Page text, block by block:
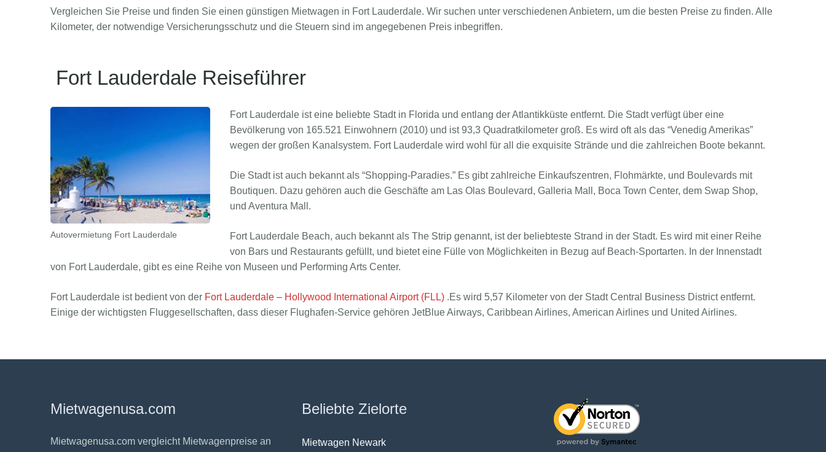
Vergleichen Sie Preise und finden Sie einen günstigen Mietwagen in Fort Lauderdale. Wir suchen unter verschiedenen Anbietern, um die besten Preise zu finden. Alle
Kilometer, der notwendige Versicherungsschutz und die Steuern sind im angegebenen Preis inbegriffen.
Fort Lauderdale Reiseführer
Autovermietung Fort Lauderdale
Fort Lauderdale ist eine beliebte Stadt in Florida und entlang der Atlantikküste entfernt. Die Stadt verfügt über eine
Bevölkerung von 165.521 Einwohnern (2010) und ist 93,3 Quadratkilometer groß. Es wird oft als das “Venedig Amerikas”
wegen der großen Kanalsystem. Fort Lauderdale wird wohl für all die exquisite Strände und die zahlreichen Boote bekannt.
Die Stadt ist auch bekannt als “Shopping-Paradies.” Es gibt zahlreiche Einkaufszentren, Flohmärkte, und Boulevards mit
Boutiquen. Dazu gehören auch die Geschäfte am Las Olas Boulevard, Galleria Mall, Boca Town Center, dem Swap Shop,
und Aventura Mall.
Fort Lauderdale Beach, auch bekannt als The Strip genannt, ist der beliebteste Strand in der Stadt. Es wird mit einer Reihe
von Bars und Restaurants gefüllt, und bietet eine Fülle von Möglichkeiten in Bezug auf Beach-Sportarten. In der Innenstadt
von Fort Lauderdale, gibt es eine Reihe von Museen und Performing Arts Center.
Fort Lauderdale ist bedient von der Fort Lauderdale – Hollywood International Airport (FLL) .Es wird 5,57 Kilometer von der Stadt Central Business District entfernt.
Einige der wichtigsten Fluggesellschaften, dass dieser Flughafen-Service gehören JetBlue Airways, Caribbean Airlines, American Airlines und United Airlines.
Mietwagenusa.com
Mietwagenusa.com vergleicht Mietwagenpreise an
Beliebte Zielorte
Mietwagen Newark